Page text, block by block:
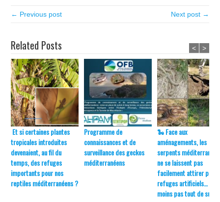
← Previous post Next post →
Related Posts
Et si certaines plantes
tropicales introduites
devenaient, au fil du
temps, des refuges
importants pour nos
reptiles méditerranéens ?
Programme de
connaissances et de
surveillance des geckos
méditerranéens
🐍 Face aux
aménagements, les
serpents
ne se laissent pas
facilement attirer par
refuges artificiels… du
moins pas tout de suite
< >